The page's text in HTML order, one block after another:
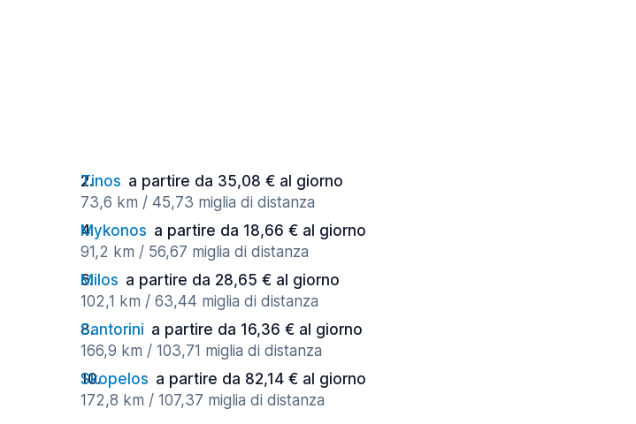
Tinos a partire da 35,08 € al giorno
73,6 km / 45,73 miglia di distanza
Mykonos a partire da 18,66 € al giorno
91,2 km / 56,67 miglia di distanza
Milos a partire da 28,65 € al giorno
102,1 km / 63,44 miglia di distanza
Santorini a partire da 16,36 € al giorno
166,9 km / 103,71 miglia di distanza
Skopelos a partire da 82,14 € al giorno
172,8 km / 107,37 miglia di distanza